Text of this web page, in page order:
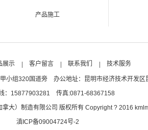
产品施工
展示 客户留言 联系我们 技术服务
小组320国道旁 办公地址：昆明市经济技术开发区
：15877903281 传真:0871-68367158
大）制造有限公司 版权所有 Copyright ? 2016
滇ICP备09004724号-2